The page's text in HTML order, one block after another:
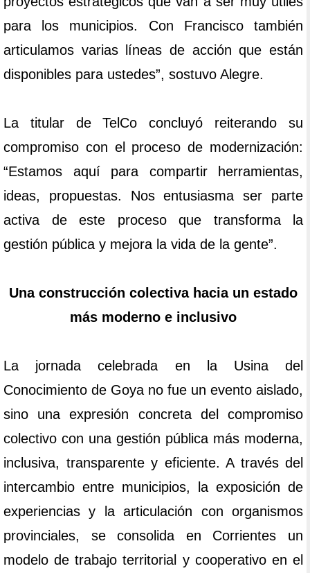
para los municipios. Con Francisco también
articulamos varias líneas de acción que están
disponibles para ustedes”, sostuvo Alegre.
La titular de TelCo concluyó reiterando su
compromiso con el proceso de modernización:
“Estamos aquí para compartir herramientas,
ideas, propuestas. Nos entusiasma ser parte
activa de este proceso que transforma la
gestión pública y mejora la vida de la gente”.
Una construcción colectiva hacia un estado
más moderno e inclusivo
La jornada celebrada en la Usina del
Conocimiento de Goya no fue un evento aislado,
sino una expresión concreta del compromiso
colectivo con una gestión pública más moderna,
inclusiva, transparente y eficiente. A través del
intercambio entre municipios, la exposición de
experiencias y la articulación con organismos
provinciales, se consolida en Corrientes un
modelo de trabajo territorial y cooperativo en el